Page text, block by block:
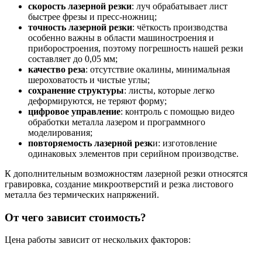
скорость лазерной резки: луч обрабатывает лист
быстрее фрезы и пресс-ножниц;
точность лазерной резки: чёткость производства
особенно важны в области машиностроения и
приборостроения, поэтому погрешность нашей резки
составляет до 0,05 мм;
качество реза: отсутствие окалины, минимальная
шероховатость и чистые углы;
сохранение структуры: листы, которые легко
деформируются, не теряют форму;
цифровое управление: контроль с помощью видео
обработки металла лазером и программного
моделирования;
повторяемость лазерной резки: изготовление
одинаковых элементов при серийном производстве.
К дополнительным возможностям лазерной резки относятся
гравировка, создание микроотверстий и резка листового
металла без термических напряжений.
От чего зависит стоимость?
Цена работы зависит от нескольких факторов: